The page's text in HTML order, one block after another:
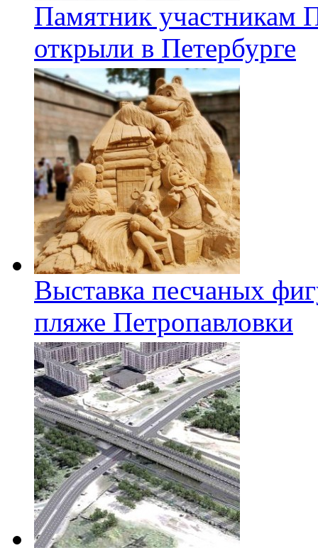
Памятник участникам
открыли в Петербурге
Выставка песчаных
пляже Петропавловки